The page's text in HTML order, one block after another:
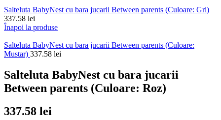
Salteluta BabyNest cu bara jucarii Between parents (Culoare: Gri)
337.58 lei
Înapoi la produse
Salteluta BabyNest cu bara jucarii Between parents (Culoare:
Mustar) 337.58 lei
Salteluta BabyNest cu bara jucarii
Between parents (Culoare: Roz)
337.58 lei